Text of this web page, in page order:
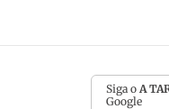
Siga o A
Google